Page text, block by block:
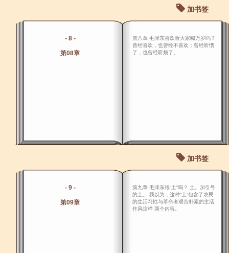
加书签
- 8 -
第08章
第八章 毛泽东喜欢听大家喊万岁吗？
曾经喜欢，也曾经不喜欢；曾经听惯
了，也曾经听烦了。
加书签
- 9 -
第09章
第九章 毛泽东很“土“吗？ 土。加引号
的土。 我以为，这种“上”包含了农民
的生活习性与革命者艰苦朴素的主活
作风这样 两个内容。